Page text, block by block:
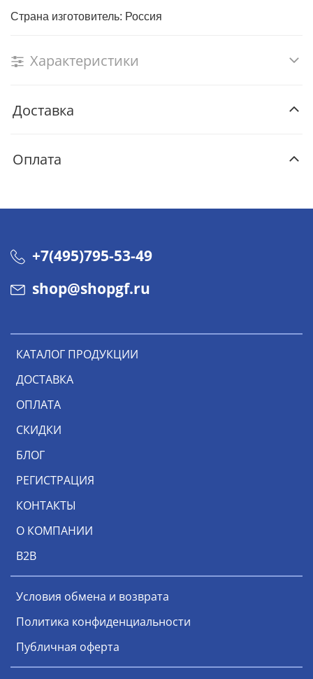
Страна изготовитель: Россия
Характеристики
Доставка
Оплата
КАТАЛОГ ПРОДУКЦИИ
ДОСТАВКА
ОПЛАТА
СКИДКИ
БЛОГ
РЕГИСТРАЦИЯ
КОНТАКТЫ
О КОМПАНИИ
В2В
Условия обмена и возврата
Политика конфиденциальности
Публичная оферта
+7(495)795-53-49
shop@shopgf.ru